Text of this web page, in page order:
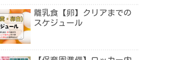
離乳食【卵】クリアまでの
スケジュール